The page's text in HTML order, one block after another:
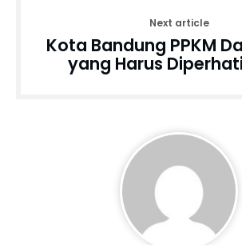
Next article
Kota Bandung PPKM
yang Harus